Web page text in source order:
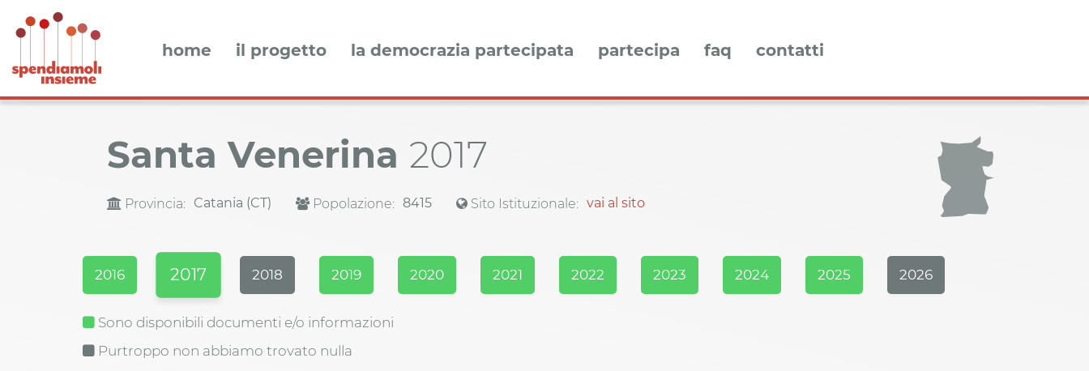
home il progetto la democrazia partecipata partecipa faq contatti
Santa Venerina 2017
Provincia: Catania (CT) Popolazione: 8415 Sito Istituzionale: vai al sito
2016 2017 2018 2019 2020 2021 2022 2023 2024 2025 2026
Sono disponibili documenti e/o informazioni
Purtroppo non abbiamo trovato nulla